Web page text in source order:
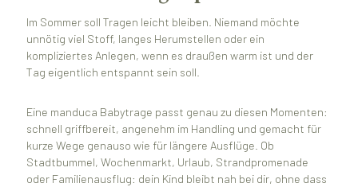
Im Sommer soll Tragen leicht bleiben. Niemand möchte
unnötig viel Stoff, langes Herumstellen oder ein
kompliziertes Anlegen, wenn es draußen warm ist und der
Tag eigentlich entspannt sein soll.
Eine manduca Babytrage passt genau zu diesen Momenten:
schnell griffbereit, angenehm im Handling und gemacht für
kurze Wege genauso wie für längere Ausflüge. Ob
Stadtbummel, Wochenmarkt, Urlaub, Strandpromenade
oder Familienausflug: dein Kind bleibt nah bei dir, ohne dass